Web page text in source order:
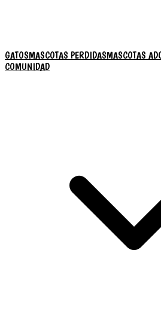
GATOSMASCOTAS PERDIDASMASCOTAS
COMUNIDAD